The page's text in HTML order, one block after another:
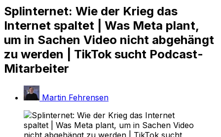
Splinternet: Wie der Krieg das
Internet spaltet | Was Meta plant,
um in Sachen Video nicht abgehängt
zu werden | TikTok sucht Podcast-
Mitarbeiter
Martin Fehrensen